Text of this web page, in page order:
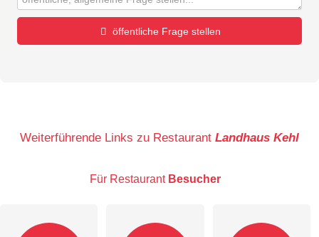
öffentliche Frage stellen
E-Mail-Adresse (wird nicht veröffentlicht)
Weiterführende Links zu Restaurant Landhaus Kehl
Für Restaurant Besucher